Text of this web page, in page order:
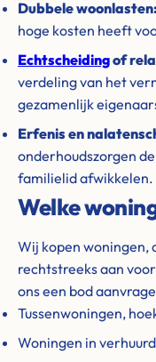
Dubbele woonlasten:
hoge kosten heeft
Echtscheidingof
verdeling van het
gezamenlijk
Erfenis en
onderhoudszorgen
familielid afwikkelen.
Welke
Wij kopen woningen,
rechtstreeks aan
ons een bod
Tussenwoningen,
Woningen in